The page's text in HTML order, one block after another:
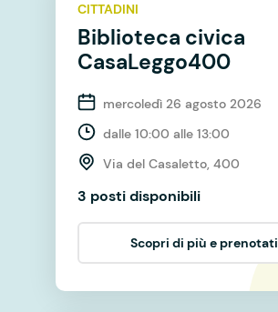
CITTADINI
Biblioteca civica
CasaLeggo400
mercoledì 26 agosto 2026
dalle 10:00 alle 13:00
Via del Casaletto, 400
3 posti disponibili
Scopri di più e prenotati